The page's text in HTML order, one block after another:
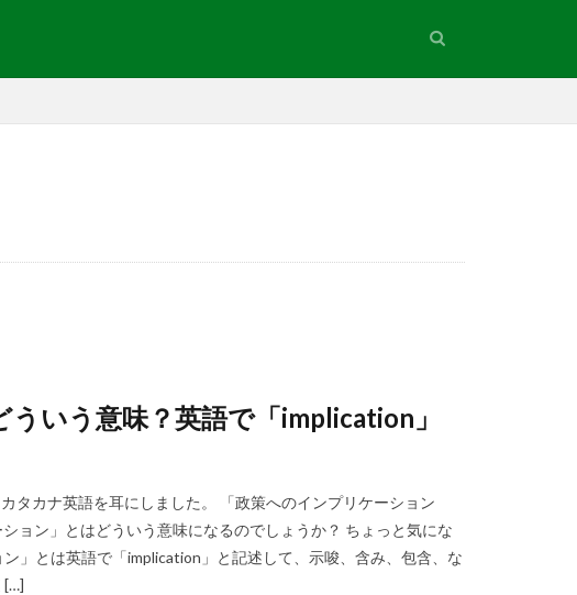
いう意味？英語で「implication」
タカナ英語を耳にしました。 「政策へのインプリケーション
ョン」とはどういう意味になるのでしょうか？ ちょっと気にな
」とは英語で「implication」と記述して、示唆、含み、包含、な
[…]